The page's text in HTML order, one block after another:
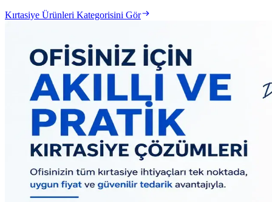
Kırtasiye Ürünleri Kategorisini Gör